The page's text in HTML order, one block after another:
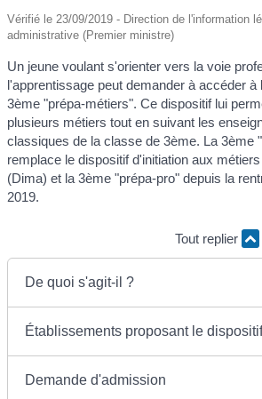
Vérifié le 23/09/2019 - Direction de l'information
administrative (Premier ministre)
Un jeune voulant s'orienter vers la voie
l'apprentissage peut demander à accéder à
3ème "prépa-métiers". Ce dispositif lui
plusieurs métiers tout en suivant les
classiques de la classe de 3ème. La 3ème
remplace le dispositif d'initiation aux
(Dima) et la 3ème "prépa-pro" depuis la
2019.
Tout replier
De quoi s'agit-il ?
Établissements proposant le
Demande d'admission